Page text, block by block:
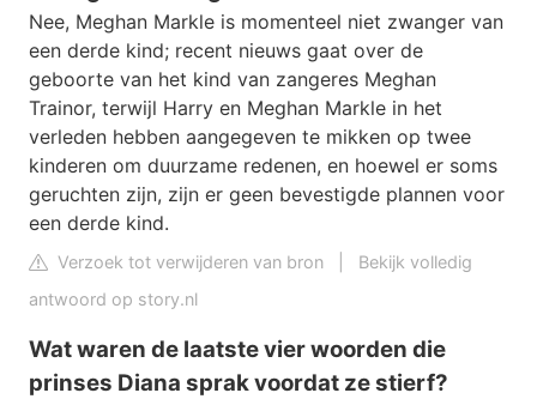
Nee, Meghan Markle is momenteel niet zwanger van
een derde kind; recent nieuws gaat over de
geboorte van het kind van zangeres Meghan
Trainor, terwijl Harry en Meghan Markle in het
verleden hebben aangegeven te mikken op twee
kinderen om duurzame redenen, en hoewel er soms
geruchten zijn, zijn er geen bevestigde plannen voor
een derde kind.
Verzoek tot verwijderen van bron
Bekijk volledig
antwoord op story.nl
Wat waren de laatste vier woorden die
prinses Diana sprak voordat ze stierf?